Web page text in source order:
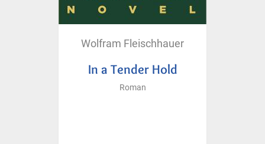
Wolfram Fleischhauer
In a Tender Hold
Roman